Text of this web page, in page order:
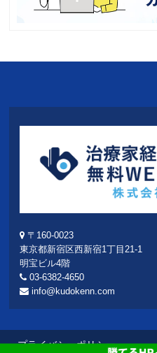
〒160-0023
東京都新宿区西新宿1丁目21-1
明宝ビル4階
03-6382-4650
info@kudokenn.com
プライバシーポリシー